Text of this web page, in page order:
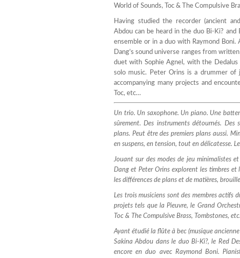
World of Sounds, Toc & The Compulsive
Having studied the recorder (ancient
Abdou can be heard in the duo Bi-Ki? and
ensemble or in a duo with Raymond Boni.
Dang’s sound universe ranges from
duet with Sophie Agnel, with the
solo music. Peter Orins is a drummer of
accompanying many projects and
Toc, etc…
Un trio. Un saxophone. Un piano. Une
sûrement. Des instruments détournés. Des
plans. Peut être des premiers plans aussi.
en suspens, en tension, tout en délicatesse.
Jouant sur des modes de jeu minimalistes
Dang et Peter Orins explorent les timbres
les différences de plans et de matières,
Les trois musiciens sont des membres actifs
projets tels que la Pieuvre, le Grand
Toc & The Compulsive Brass, Tombstones,
Ayant étudié la flûte à bec (musique
Sakina Abdou dans le duo Bi-Ki?, le Red
encore en duo avec Raymond Boni.